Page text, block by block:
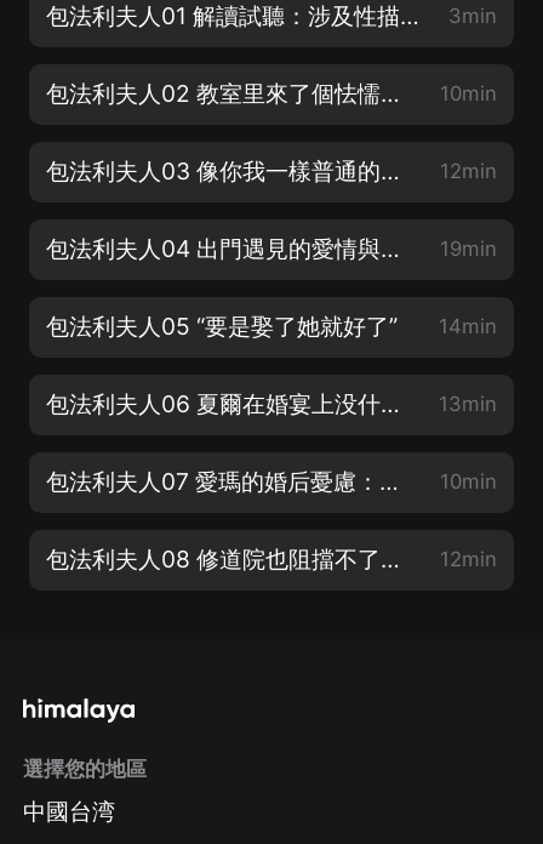
包法利夫人01 解讀試聽：涉及性描寫的小說要一棒子打死嗎？ 3min
包法利夫人02 教室里來了個怯懦的新同學 10min
包法利夫人03 像你我一樣普通的夏爾·包法利 12min
包法利夫人04 出門遇見的愛情與死亡事件 19min
包法利夫人05 “要是娶了她就好了” 14min
包法利夫人06 夏爾在婚宴上没什麼上佳表現 13min
包法利夫人07 愛瑪的婚后憂慮：結婚等於幸福嗎？ 10min
包法利夫人08 修道院也阻擋不了童年的叛逆與幻想 12min
選擇您的地區
中國台湾